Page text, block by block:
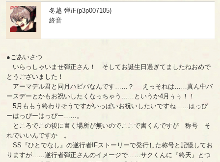
冬越 弾正(p3p007105)
終音
●ごあいさつ
いらっしゃいませ弾正さん！ そしてお誕生日過ぎてましたねおめで
とうございました！
アーマデル君と同月ハピバなんです……？ えっそれは……真ん中バ
ースデーとかもお祝いしたくなっちゃう……というか4月ぅぅ！！
5月ももう終わりそうですがいっぱいお祝いしたいですね……はっぴ
ーはっぴーはっぴー……。
ところでこの後に書く場所が無いのでここで書くんですが 称号 そ
れでいいんですか 。
SS『ひとでなし』の遂行者IFストーリーで発行した称号と記憶してお
りますが……遂行者弾正さんのイメージで……サクくんに『終天』とつ